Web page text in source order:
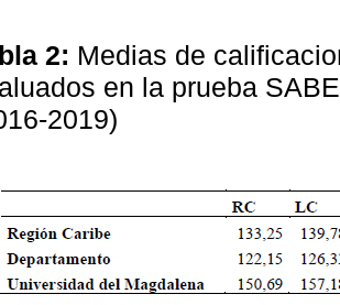
2: Medias de
en la prueba
2019)